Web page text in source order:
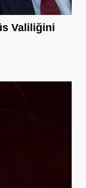
Valiliğini